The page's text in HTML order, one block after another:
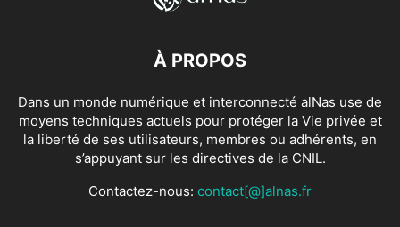
À PROPOS
Dans un monde numérique et interconnecté alNas use de
moyens techniques actuels pour protéger la Vie privée et
la liberté de ses utilisateurs, membres ou adhérents, en
s’appuyant sur les directives de la CNIL.
Contactez-nous: contact[@]alnas.fr